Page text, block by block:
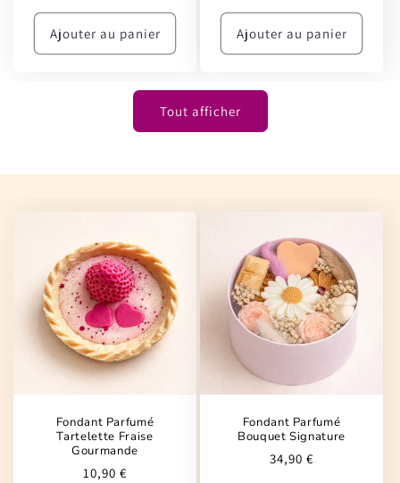
Ajouter au panier
habituel
Ajouter au panier
Tout afficher
Fondant Parfumé
Tartelette Fraise
Gourmande
Prix
10,90 €
Fondant Parfumé
Bouquet Signature
Prix
34,90 €